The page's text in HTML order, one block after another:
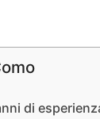
di